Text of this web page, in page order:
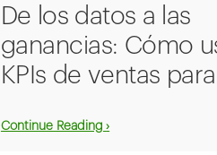
De los datos a las
ganancias: Cómo
KPIs de ventas
Continue Reading